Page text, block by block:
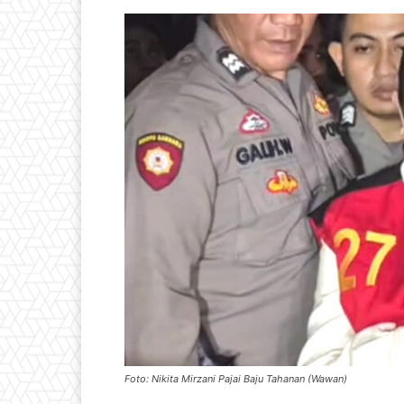
Foto: Nikita Mirzani Pajai Baju Tahanan (Wawan)